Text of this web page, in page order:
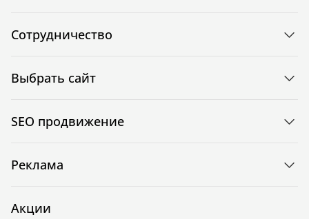
Сотрудничество
Выбрать сайт
SEO продвижение
Реклама
Акции